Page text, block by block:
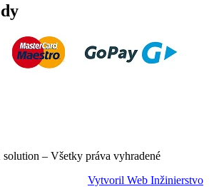
– Všetky práva vyhradené
Vytvoril Web Inžinierstvo